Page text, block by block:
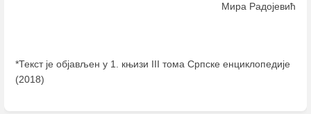
Мира Радојевић
*Текст је објављен у 1. књизи III тома Српске енциклопедије
(2018)